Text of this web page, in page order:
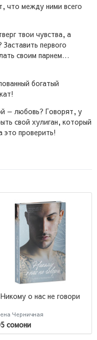
что между ними всего
твои чувства, а
первого
своим парнем…
богатый
— любовь? Говорят, у
свой хулиган, который
это проверить!
Никому о нас не говори
Черничная
сомони